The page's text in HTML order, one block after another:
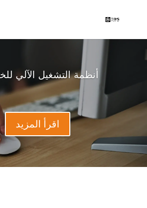
أنظمة التشغيل الآلي
اقرأ المزيد